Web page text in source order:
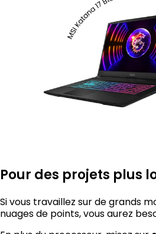
Pour des projets plus
Si vous travaillez sur de grands
nuages de points, vous aurez